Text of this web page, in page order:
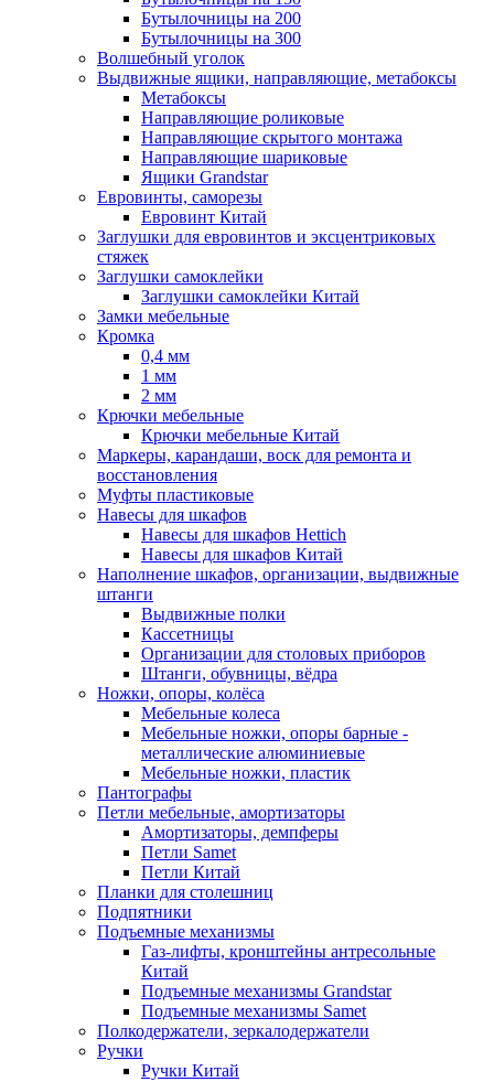
Бутылочницы на 200
Бутылочницы на 300
Волшебный уголок
Выдвижные ящики, направляющие, метабоксы
Метабоксы
Направляющие роликовые
Направляющие скрытого монтажа
Направляющие шариковые
Ящики Grandstar
Евровинты, саморезы
Евровинт Китай
Заглушки для евровинтов и эксцентриковых
стяжек
Заглушки самоклейки
Заглушки самоклейки Китай
Замки мебельные
Кромка
0,4 мм
1 мм
2 мм
Крючки мебельные
Крючки мебельные Китай
Маркеры, карандаши, воск для ремонта и
восстановления
Муфты пластиковые
Навесы для шкафов
Навесы для шкафов Hettich
Навесы для шкафов Китай
Наполнение шкафов, организации, выдвижные
штанги
Выдвижные полки
Кассетницы
Организации для столовых приборов
Штанги, обувницы, вёдра
Ножки, опоры, колёса
Мебельные колеса
Мебельные ножки, опоры барные -
металлические алюминиевые
Мебельные ножки, пластик
Пантографы
Петли мебельные, амортизаторы
Амортизаторы, демпферы
Петли Samet
Петли Китай
Планки для столешниц
Подпятники
Подъемные механизмы
Газ-лифты, кронштейны антресольные
Китай
Подъемные механизмы Grandstar
Подъемные механизмы Samet
Полкодержатели, зеркалодержатели
Ручки
Ручки Китай